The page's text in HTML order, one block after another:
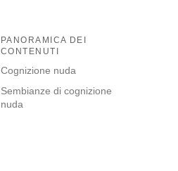
PANORAMICA DEI
CONTENUTI
Cognizione nuda
Sembianze di cognizione
nuda